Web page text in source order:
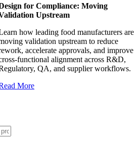
for Compliance: Moving
Upstream
how leading food manufacturers are
validation upstream to reduce
accelerate approvals, and improve
functional alignment across R&D,
QA, and supplier workflows.
More